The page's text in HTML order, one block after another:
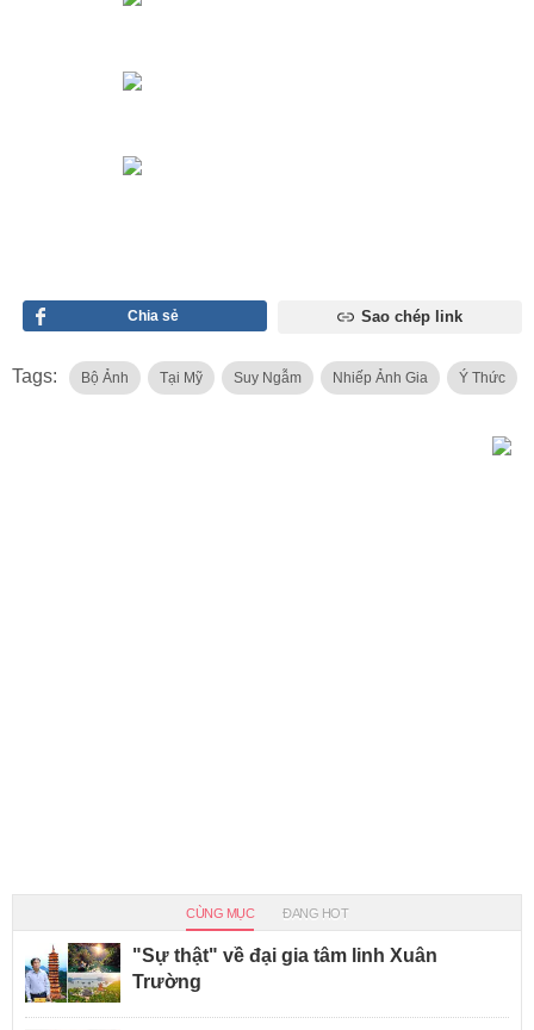
Chia sẻ Sao chép link
Tags: Bộ Ảnh Tại Mỹ Suy Ngẫm Nhiếp Ảnh Gia Ý Thức
CÙNG MỤC ĐANG HOT
"Sự thật" về đại gia tâm linh Xuân
Trường